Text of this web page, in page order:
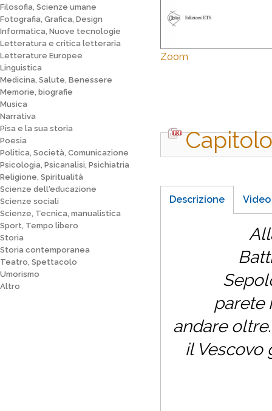
Filosofia, Scienze umane
Fotografia, Grafica, Design
Informatica, Nuove tecnologie
Letteratura e critica letteraria
Letterature Europee
Linguistica
Medicina, Salute, Benessere
Memorie, biografie
Musica
Narrativa
Pisa e la sua storia
Poesia
Politica, Società, Comunicazione
Psicologia, Psicanalisi, Psichiatria
Religione, Spiritualità
Scienze dell'educazione
Scienze sociali
Scienze, Tecnica, manualistica
Sport, Tempo libero
Storia
Storia contemporanea
Teatro, Spettacolo
Umorismo
Altro
Zoom
Descrizione Video
parete
andare
il Vescovo